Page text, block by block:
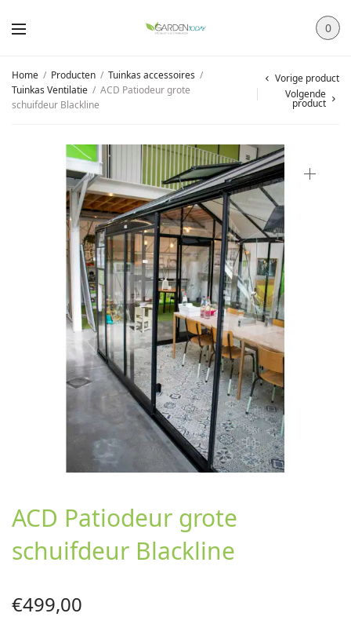
0
Home / Producten / Tuinkas accessoires /
Tuinkas Ventilatie / ACD Patiodeur grote
schuifdeur Blackline
Vorige product
Volgende
product
ACD Patiodeur grote
schuifdeur Blackline
€499,00